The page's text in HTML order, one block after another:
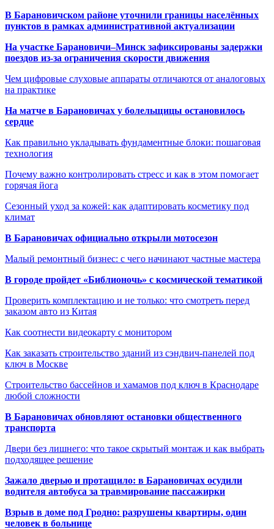
В Барановичском районе уточнили границы населённых
пунктов в рамках административной актуализации
На участке Барановичи–Минск зафиксированы задержки
поездов из-за ограничения скорости движения
Чем цифровые слуховые аппараты отличаются от аналоговых
на практике
На матче в Барановичах у болельщицы остановилось
сердце
Как правильно укладывать фундаментные блоки: пошаговая
технология
Почему важно контролировать стресс и как в этом помогает
горячая йога
Сезонный уход за кожей: как адаптировать косметику под
климат
В Барановичах официально открыли мотосезон
Малый ремонтный бизнес: с чего начинают частные мастера
В городе пройдет «Библионочь» с космической тематикой
Проверить комплектацию и не только: что смотреть перед
заказом авто из Китая
Как соотнести видеокарту с монитором
Как заказать строительство зданий из сэндвич-панелей под
ключ в Москве
Строительство бассейнов и хамамов под ключ в Краснодаре
любой сложности
В Барановичах обновляют остановки общественного
транспорта
Двери без лишнего: что такое скрытый монтаж и как выбрать
подходящее решение
Зажало дверью и протащило: в Барановичах осудили
водителя автобуса за травмирование пассажирки
Взрыв в доме под Гродно: разрушены квартиры, один
человек в больнице